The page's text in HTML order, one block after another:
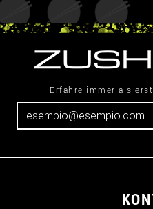
Erfahre immer als